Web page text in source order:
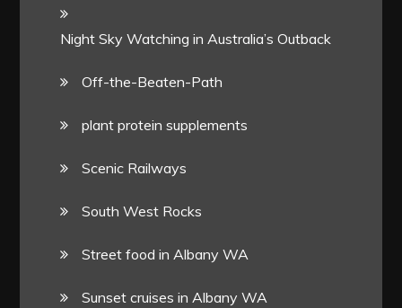
Night Sky Watching in Australia’s Outback
Off-the-Beaten-Path
plant protein supplements
Scenic Railways
South West Rocks
Street food in Albany WA
Sunset cruises in Albany WA